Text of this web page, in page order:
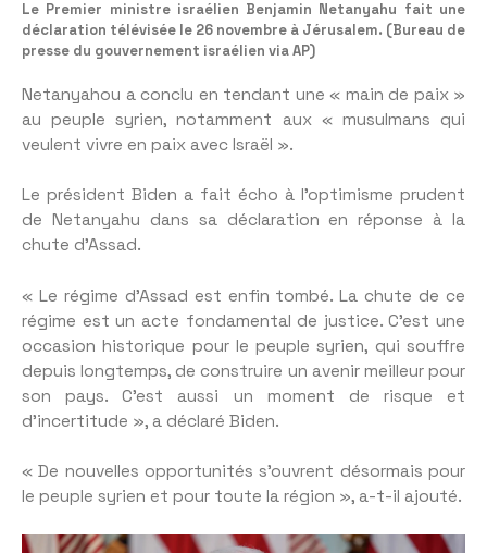
Le Premier ministre israélien Benjamin Netanyahu fait une
déclaration télévisée le 26 novembre à Jérusalem. (Bureau de
presse du gouvernement israélien via AP)
Netanyahou a conclu en tendant une « main de paix »
au peuple syrien, notamment aux « musulmans qui
veulent vivre en paix avec Israël ».
Le président Biden a fait écho à l’optimisme prudent
de Netanyahu dans sa déclaration en réponse à la
chute d’Assad.
« Le régime d’Assad est enfin tombé. La chute de ce
régime est un acte fondamental de justice. C’est une
occasion historique pour le peuple syrien, qui souffre
depuis longtemps, de construire un avenir meilleur pour
son pays. C’est aussi un moment de risque et
d’incertitude », a déclaré Biden.
« De nouvelles opportunités s’ouvrent désormais pour
le peuple syrien et pour toute la région », a-t-il ajouté.